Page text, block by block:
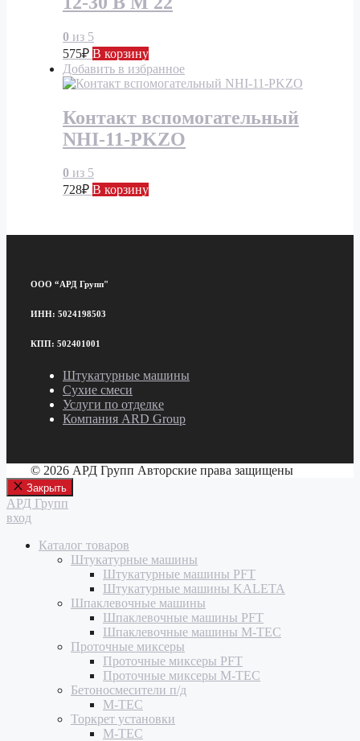
0 из 5
575₽ В корзину
Добавить в избранное
Контакт вспомогательный
NHI-11-PKZO
0 из 5
728₽ В корзину
ООО “АРД Групп"
ИНН: 5024198503
КПП: 502401001
Штукатурные машины
Сухие смеси
Услуги по отделке
Компания ARD Group
© 2026 АРД Групп Авторские права защищены
Закрыть
АРД Групп
вход
Каталог товаров
Штукатурные машины
Штукатурные машины PFT
Штукатурные машины KALETA
Шпаклевочные машины
Шпаклевочные машины PFT
Шпаклевочные машины M-TEC
Проточные миксеры
Проточные миксеры PFT
Проточные миксеры M-TEC
Бетоносмесители п/д
M-TEC
Торкрет установки
M-TEC